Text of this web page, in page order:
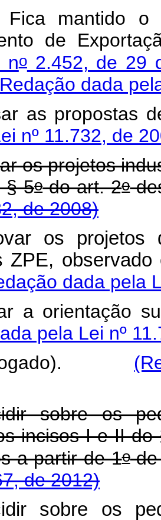
mantido o
de
no2.452, de 29
dada
as
nº 11.732, de
os projetos
§ 5odo art. 2o
de 2008)
os projetos
ZPE,
dada pela
a
pela Lei nº
sobre os
incisos I e II do
a partir de 1o
de 2012)
sobre os